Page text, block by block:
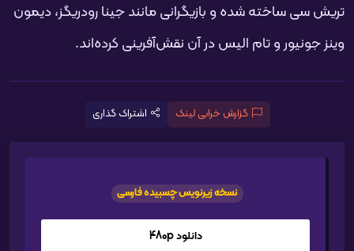
تریش سی ساخته شده و بازیگرانی مانند جینا رودریگز، دیمون
وینز جونیور و تام الیس در آن نقش‌آفرینی کرده‌اند.
گزارش خرابی لینک اشتراک گذاری
نسخه زیرنویس چسبیده فارسی
دانلود 480p